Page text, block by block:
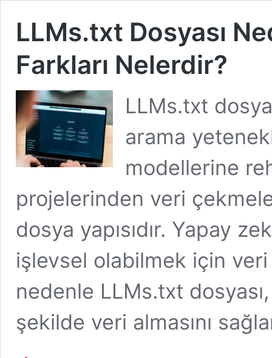
LLMs.txt Dosyası
Farkları Nelerdir?
LLMs.txt
arama
modellerine
projelerinden veri
dosya yapısıdır. Yapay
işlevsel olabilmek için
nedenle LLMs.txt
şekilde veri almasını